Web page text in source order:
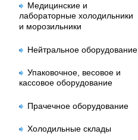
Медицинские и
лабораторные холодильники
и морозильники
Нейтральное оборудование
Упаковочное, весовое и
кассовое оборудование
Прачечное оборудование
Холодильные склады